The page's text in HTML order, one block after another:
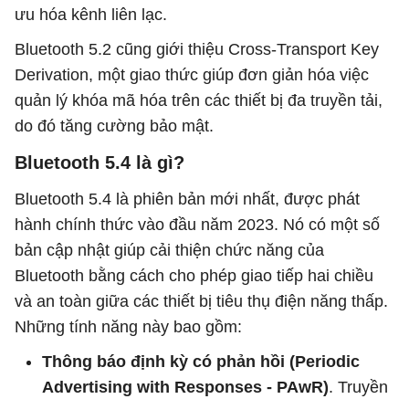
ưu hóa kênh liên lạc.
Bluetooth 5.2 cũng giới thiệu Cross-Transport Key
Derivation, một giao thức giúp đơn giản hóa việc
quản lý khóa mã hóa trên các thiết bị đa truyền tải,
do đó tăng cường bảo mật.
Bluetooth 5.4 là gì?
Bluetooth 5.4 là phiên bản mới nhất, được phát
hành chính thức vào đầu năm 2023. Nó có một số
bản cập nhật giúp cải thiện chức năng của
Bluetooth bằng cách cho phép giao tiếp hai chiều
và an toàn giữa các thiết bị tiêu thụ điện năng thấp.
Những tính năng này bao gồm:
Thông báo định kỳ có phản hồi (Periodic
Advertising with Responses - PAwR). Truyền